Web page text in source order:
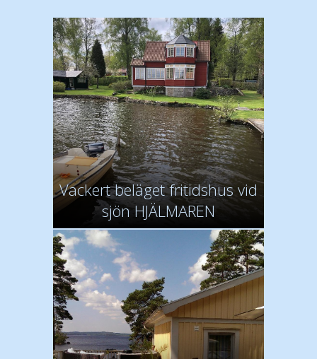
Vackert beläget fritidshus vid
sjön HJÄLMAREN